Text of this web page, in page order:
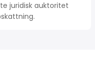
juridisk auktoritet